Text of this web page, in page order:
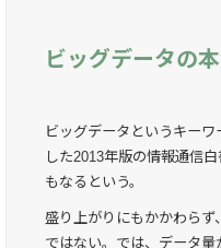
ビッグデータの
ビッグデータというキー
した2013年版の情報通信
もなるという。
盛り上がりにもかかわら
ではない。では、データ量